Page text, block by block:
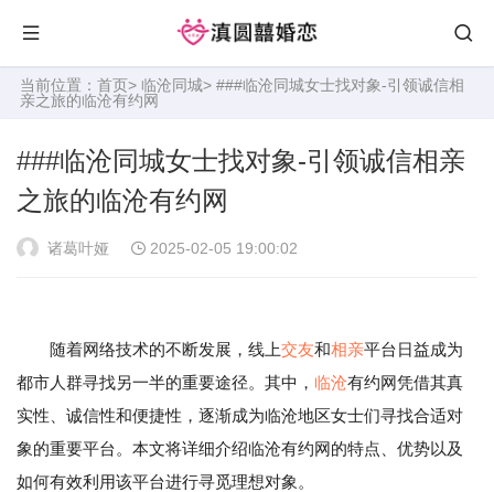
当前位置： 首页> 临沧同城> ###临沧同城女士找对象-引领诚信相
亲之旅的临沧有约网
###临沧同城女士找对象-引领诚信相亲
之旅的临沧有约网
诸葛叶娅 2025-02-05 19:00:02
随着网络技术的不断发展，线上交友和相亲平台日益成为
都市人群寻找另一半的重要途径。其中， 临沧有约网凭借其真
实性、诚信性和便捷性，逐渐成为临沧地区女士们寻找合适对
象的重要平台。本文将详细介绍临沧有约网的特点、优势以及
如何有效利用该平台进行寻觅理想对象。